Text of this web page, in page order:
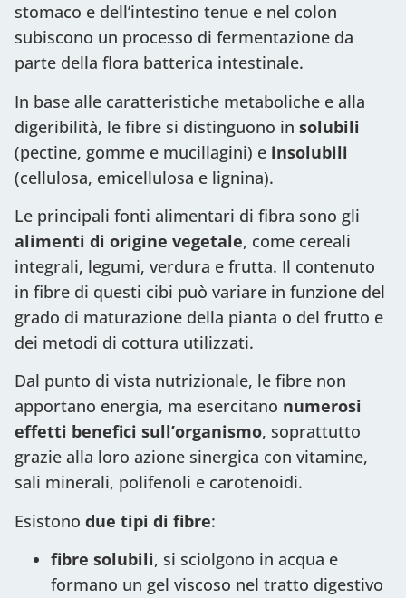
stomaco e dell’intestino tenue e nel colon
subiscono un processo di fermentazione da
parte della flora batterica intestinale.
In base alle caratteristiche metaboliche e alla
digeribilità, le fibre si distinguono in solubili
(pectine, gomme e mucillagini) e insolubili
(cellulosa, emicellulosa e lignina).
Le principali fonti alimentari di fibra sono gli
alimenti di origine vegetale, come cereali
integrali, legumi, verdura e frutta. Il contenuto
in fibre di questi cibi può variare in funzione del
grado di maturazione della pianta o del frutto e
dei metodi di cottura utilizzati.
Dal punto di vista nutrizionale, le fibre non
apportano energia, ma esercitano numerosi
effetti benefici sull’organismo, soprattutto
grazie alla loro azione sinergica con vitamine,
sali minerali, polifenoli e carotenoidi.
Esistono due tipi di fibre:
fibre solubili, si sciolgono in acqua e
formano un gel viscoso nel tratto digestivo